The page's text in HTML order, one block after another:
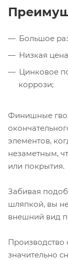
Большое
Низкая
Цинковое
коррози;
Финишные
элементов,
незаметным,
или покрытия.
Забивая
шляпкой, вы
внешний вид
значительно